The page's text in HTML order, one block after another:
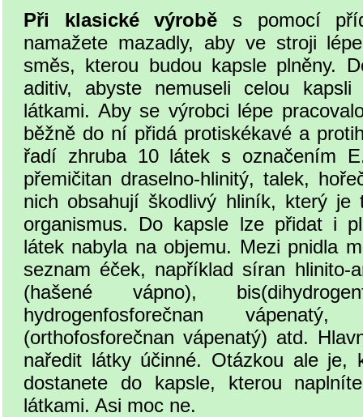
Při klasické výrobě s pomocí
namažete mazadly, aby ve stroji
směs, kterou budou kapsle plněny.
aditiv, abyste nemuseli celou
látkami. Aby se výrobci lépe
běžně do ní přidá protiskékavé a
řadí zhruba 10 látek s označením
přemičitan draselno-hlinitý, talek,
nich obsahují škodlivý hliník, který
organismus. Do kapsle lze přidat i
látek nabyla na objemu. Mezi pnidla
seznam éček, například síran hlinito-
(hašené vápno),
hydrogenfosforečnan
(orthofosforečnan vápenatý) atd.
naředit látky účinné. Otázkou ale je,
dostanete do kapsle, kterou
látkami. Asi moc ne.